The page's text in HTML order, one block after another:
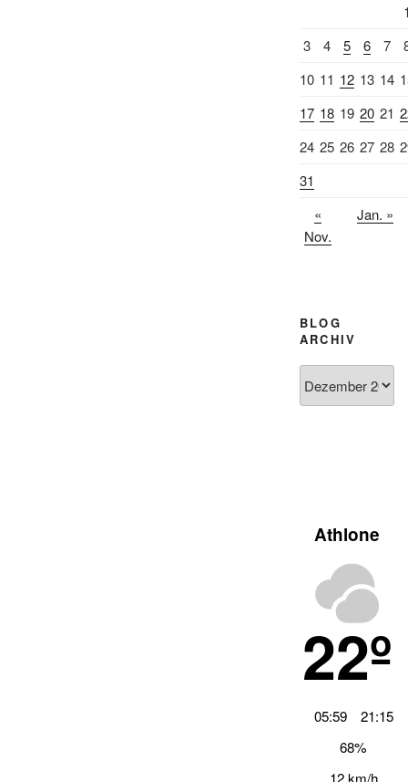
3
4 5 6 7
10 11 12 13 14
17 18 19 20 21
24 25 26 27 28
31
«
Nov.
Jan. »
BLOG
ARCHIV
Archiv
Athlone
22º
05:59
21:15
68%